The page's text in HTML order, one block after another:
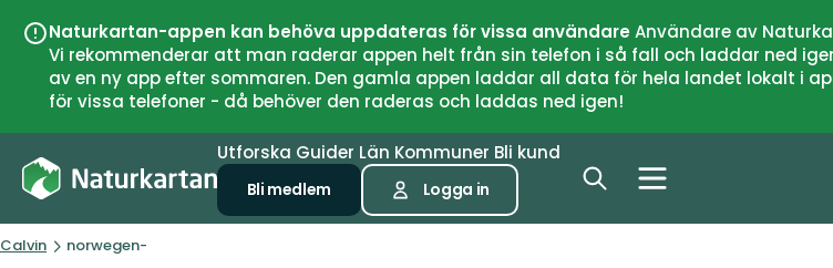
Naturkartan-appen kan behöva uppdateras för vissa användareAnvändare av
Vi rekommenderar att man raderar appen helt från sin telefon i så fall och laddar ned
av en ny app efter sommaren. Den gamla appen laddar all data för hela landet lokalt i
för vissa telefoner - då behöver den raderas och laddas ned igen!
Utforska Guider Län Kommuner Bli kund
Bli medlem Logga in
Calvin norwegen-